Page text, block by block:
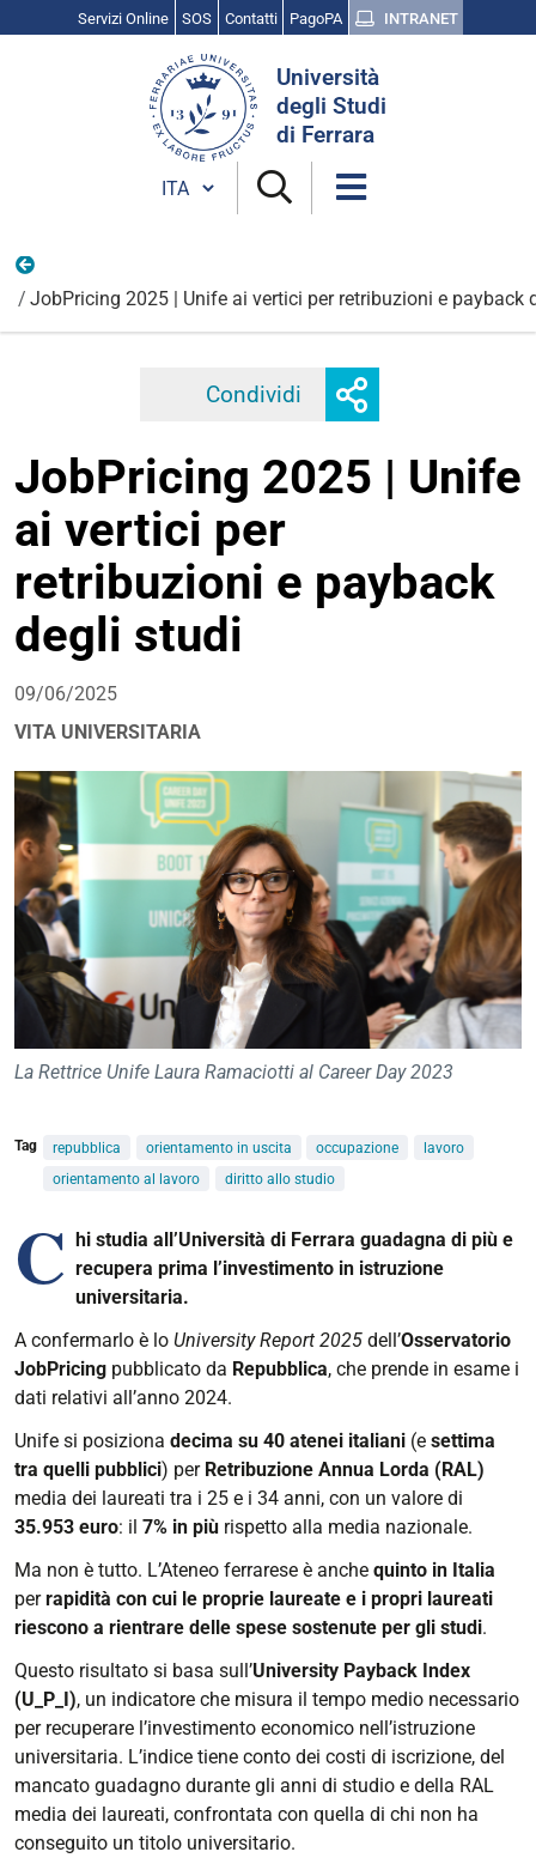
Servizi Online SOS Contatti PagoPA INTRANET
Università
degli Studi
di Ferrara
Cambia lingua
JobPricing 2025 | Unife ai vertici per retribuzioni e payback
Condividi Facebook
opzioni
di
JobPricing 2025 | Unife
ai vertici per
retribuzioni e payback
degli studi
09/06/2025
VITA UNIVERSITARIA
La Rettrice Unife Laura Ramaciotti al Career Day 2023
Tag repubblica orientamento in uscita occupazione
lavoro
orientamento al lavoro
diritto allo studio
C hi studia all’Università di Ferrara guadagna di più e
recupera prima l’investimento in istruzione
universitaria.
A confermarlo è lo University Report 2025 dell’Osservatorio
JobPricing pubblicato da Repubblica, che prende in esame i
dati relativi all’anno 2024.
Unife si posiziona decima su 40 atenei italiani (e settima
tra quelli pubblici) per Retribuzione Annua Lorda (RAL)
media dei laureati tra i 25 e i 34 anni, con un valore di
35.953 euro: il 7% in più rispetto alla media nazionale.
Ma non è tutto. L’Ateneo ferrarese è anche quinto in Italia
perrapidità con cui le proprie laureate e i propri laureati
riescono a rientrare delle spese sostenute per gli studi.
Questo risultato si basa sull’University Payback Index
(U_P_I), un indicatore che misura il tempo medio necessario
per recuperare l’investimento economico nell’istruzione
universitaria. L’indice tiene conto dei costi di iscrizione, del
mancato guadagno durante gli anni di studio e della RAL
media dei laureati, confrontata con quella di chi non ha
conseguito un titolo universitario.